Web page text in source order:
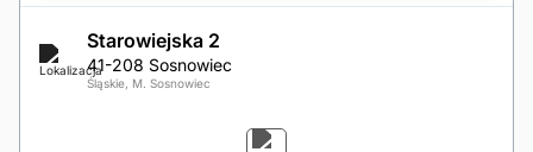
Starowiejska 2
41-208 Sosnowiec
Śląskie, M. Sosnowiec